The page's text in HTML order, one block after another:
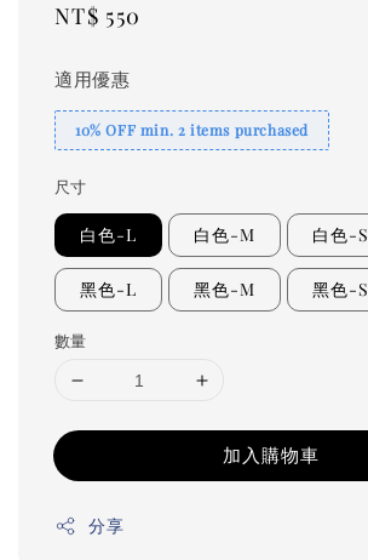
Regular
NT$ 550
適用優惠
10% OFF min. 2 items purchased
尺寸
白色-L 白色-M 白色-S
黑色-L 黑色-M 黑色-S
數量
加入購物車
分享